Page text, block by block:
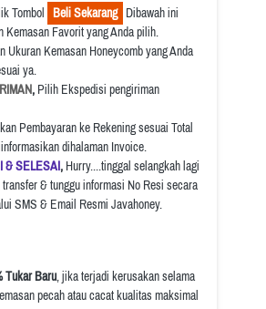
Tombol
  Beli Sekarang
Dibawah ini
Kemasan Favorit yang Anda pilih.
Ukuran Kemasan Honeycomb yang Anda
ya.
, Pilih Ekspedisi pengiriman
Pembayaran ke Rekening sesuai Total
dihalaman Invoice.
& SELESAI, Hurry....tinggal selangkah lagi
& tunggu informasi No Resi secara
SMS & Email Resmi Javahoney.
Tukar Baru, jika terjadi kerusakan selama
pecah atau cacat kualitas maksimal